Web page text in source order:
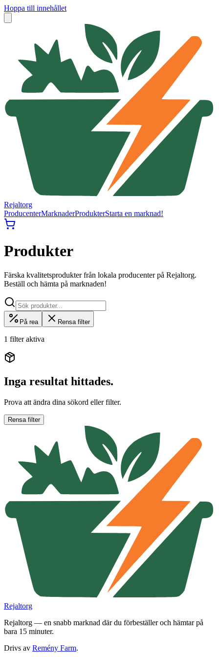
Hoppa till innehållet
Rejaltorg
ProducenterMarknaderProdukterStarta en marknad!
Produkter
Färska kvalitetsprodukter från lokala producenter på Rejaltorg.
Beställ och hämta på marknaden!
På rea Rensa filter
1 filter aktiva
Inga resultat hittades.
Prova att ändra dina sökord eller filter.
Rensa filter
Rejaltorg
Rejaltorg — en snabb marknad där du förbeställer och hämtar på
bara 15 minuter.
Drivs av Remény Farm.